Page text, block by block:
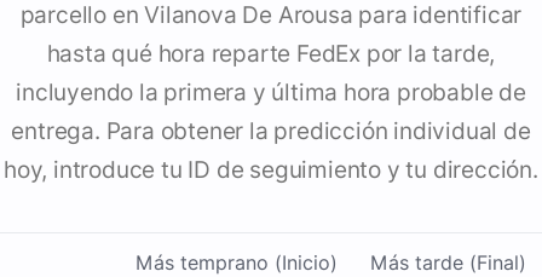
parcello en Vilanova De Arousa para identificar
hasta qué hora reparte FedEx por la tarde,
incluyendo la primera y última hora probable de
entrega. Para obtener la predicción individual de
hoy, introduce tu ID de seguimiento y tu dirección.
Más temprano (Inicio) Más tarde (Final)